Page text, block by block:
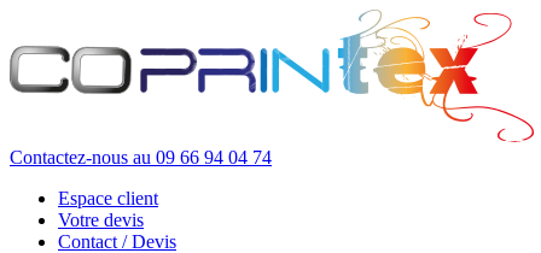
Contactez-nous au 09 66 94 04 74
Espace client
Votre devis
Contact / Devis